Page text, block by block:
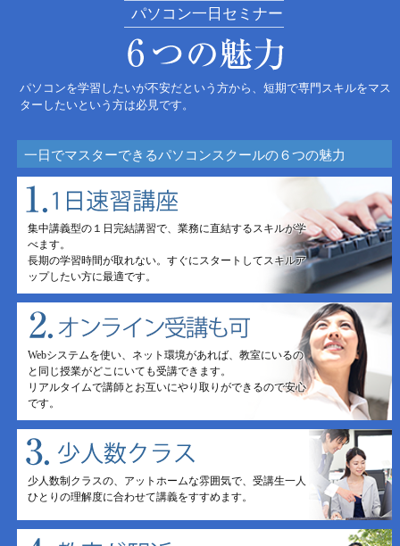
パソコン一日セミナー
パソコンを学習したいが不安だという方から、 短期で専門スキルをマス
ターしたいという方は必見です。
一日でマスターできるパソコンスクールの６つの魅力
集中講義型の１日完結講習で、業務に直結するスキルが学
べます。
長期の学習時間が取れない。すぐにスタートしてスキルア
ップしたい方に最適です。
Webシステムを使い、ネット環境があれば、教室にいるの
と同じ授業がどこにいても受講できます。
リアルタイムで講師とお互いにやり取りができるので安心
です。
少人数制クラスの、アットホームな雰囲気で、受講生一人
ひとりの理解度に合わせて講義をすすめます。